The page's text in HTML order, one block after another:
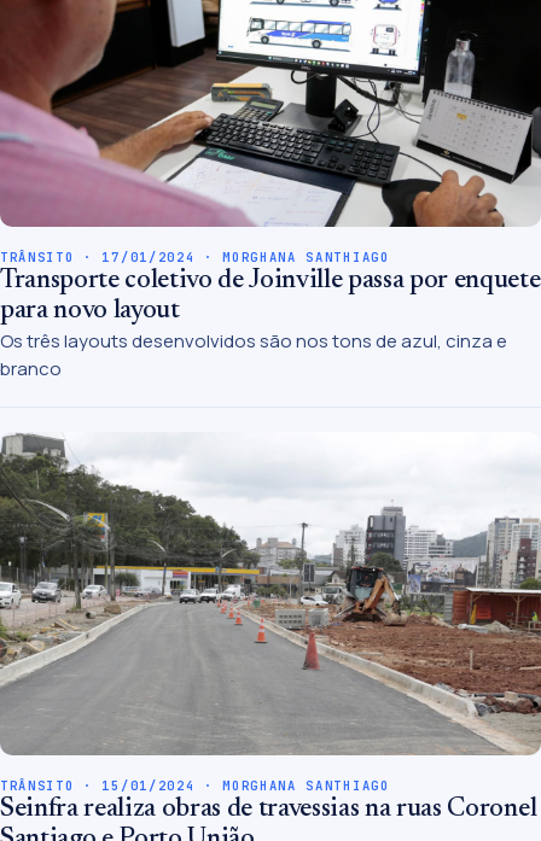
TRÂNSITO · 17/01/2024 · MORGHANA SANTHIAGO
Transporte coletivo de Joinville passa por enquete
para novo layout
Os três layouts desenvolvidos são nos tons de azul, cinza e
branco
TRÂNSITO · 15/01/2024 · MORGHANA SANTHIAGO
Seinfra realiza obras de travessias na ruas Coronel